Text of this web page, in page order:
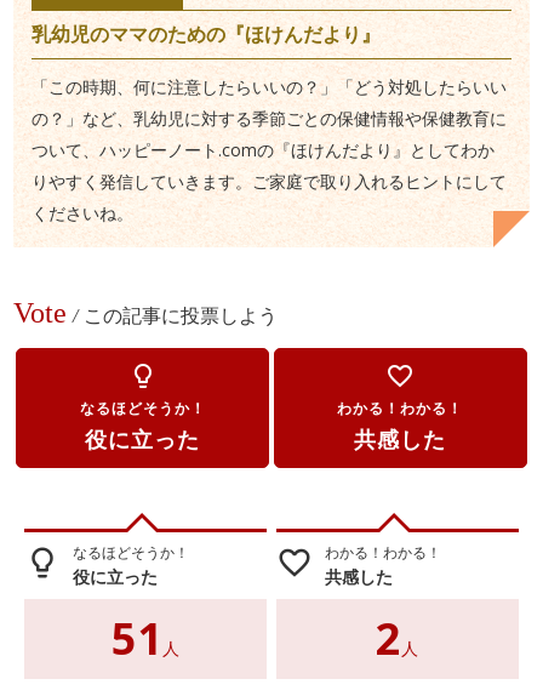
乳幼児のママのための『ほけんだより』
「この時期、何に注意したらいいの？」「どう対処したらいい
の？」など、乳幼児に対する季節ごとの保健情報や保健教育に
ついて、ハッピーノート.comの『ほけんだより』としてわか
りやすく発信していきます。ご家庭で取り入れるヒントにして
くださいね。
Vote / この記事に投票しよう
lightbulb_outline
なるほどそうか！
役に立った
favorite_border
わかる！わかる！
共感した
lightbulb_outline なるほどそうか！
役に立った
51 人
favorite_border わかる！わかる！
共感した
2 人